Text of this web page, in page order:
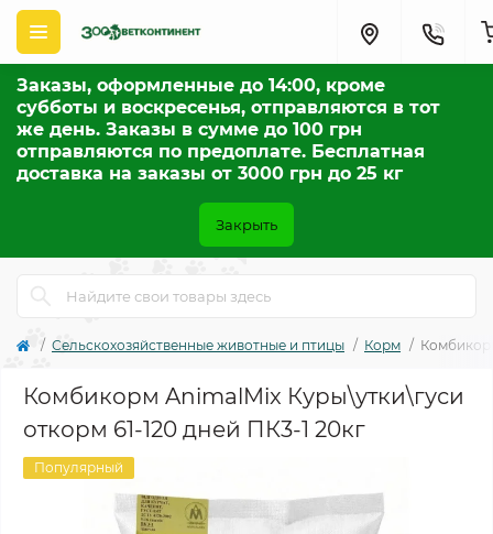
Заказы, оформленные до 14:00, кроме
субботы и воскресенья, отправляются в тот
же день. Заказы в сумме до 100 грн
отправляются по предоплате. Бесплатная
доставка на заказы от 3000 грн до 25 кг
Закрыть
Сельскохозяйственные животные и птицы Корм
Комбикорм AnimalMix Куры\утки\гуси
откорм 61-120 дней ПК3-1 20кг
Популярный